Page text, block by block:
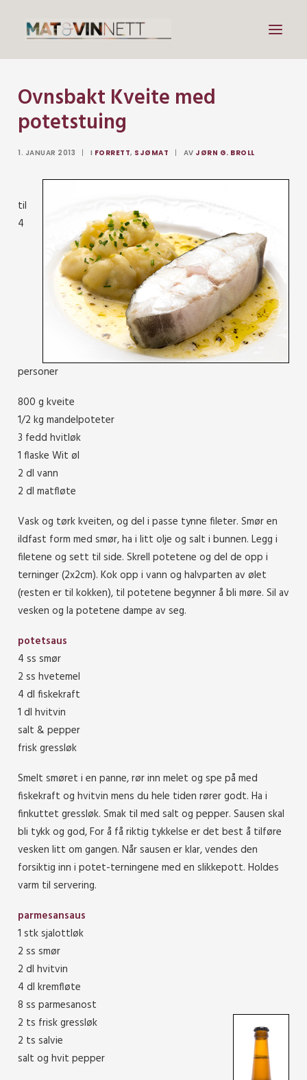
Mat
Drikke
Search
Ovnsbakt Kveite med
potetstuing
1. JANUAR 2013 | I FORRETT, SJØMAT | AV JØRN G. BROLL
til
4
personer
800 g kveite
1/2 kg mandelpoteter
3 fedd hvitløk
1 flaske Wit øl
2 dl vann
2 dl matfløte
Vask og tørk kveiten, og del i passe tynne fileter. Smør en
ildfast form med smør, ha i litt olje og salt i bunnen. Legg i
filetene og sett til side. Skrell potetene og del de opp i
terninger (2x2cm). Kok opp i vann og halvparten av ølet
(resten er til kokken), til potetene begynner å bli møre. Sil av
vesken og la potetene dampe av seg.
potetsaus
4 ss smør
2 ss hvetemel
4 dl fiskekraft
1 dl hvitvin
salt & pepper
frisk gressløk
Smelt smøret i en panne, rør inn melet og spe på med
fiskekraft og hvitvin mens du hele tiden rører godt. Ha i
finkuttet gressløk. Smak til med salt og pepper. Sausen skal
bli tykk og god, For å få riktig tykkelse er det best å tilføre
vesken litt om gangen. Når sausen er klar, vendes den
forsiktig inn i potet-terningene med en slikkepott. Holdes
varm til servering.
parmesansaus
1 stk sjalottløk
2 ss smør
2 dl hvitvin
4 dl kremfløte
8 ss parmesanost
2 ts frisk gressløk
2 ts salvie
salt og hvit pepper